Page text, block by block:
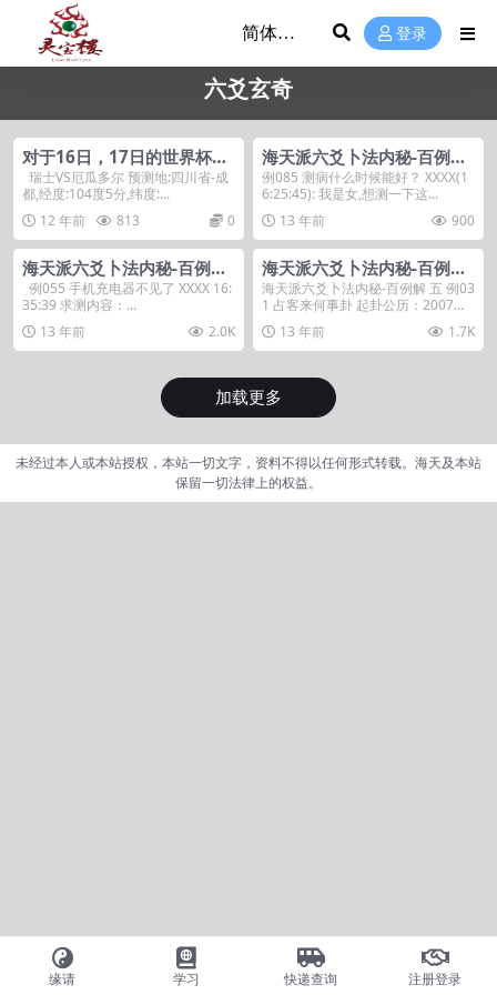
登录
六爻玄奇
对于16日，17日的世界杯赛
程的预测。
瑞士VS厄瓜多尔 预测地:四川省-成
都,经度:104度5分,纬度:...
12 年前
813 0
海天派六爻卜法内秘-百例解
六——连载完毕，近日刊印
例085 测病什么时候能好？ XXXX(1
6:25:45): 我是女,想测一下这...
13 年前
900
海天派六爻卜法内秘-百例解
六
例055 手机充电器不见了 XXXX 16:
35:39 求测内容：...
13 年前
2.0K
海天派六爻卜法内秘-百例解
五
海天派六爻卜法内秘-百例解 五 例03
1 占客来何事卦 起卦公历：2007年8
月...
13 年前 1.7K
加载更多
未经过本人或本站授权，本站一切文字，资料不得以任何形式转载。海天及本站
保留一切法律上的权益。
缘请 学习 快递查询 注册登录